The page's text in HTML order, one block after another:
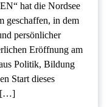
hat die Nordsee
geschaffen, in dem
persönlicher
Eröffnung am
Politik, Bildung
Start dieses
[…]